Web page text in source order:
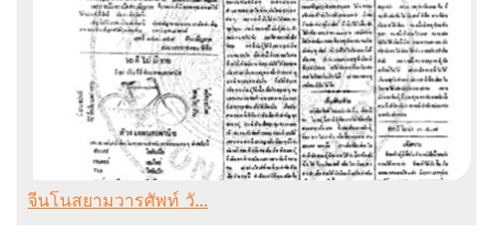
จีนโนสยามวารศัพท์ วั...